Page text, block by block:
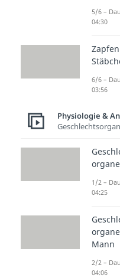
Innere
Hoden
5/6 –
04:30
6/6 –
03:56
Physiologie &
1/2 –
04:25
organe
Mann
2/2 –
04:06